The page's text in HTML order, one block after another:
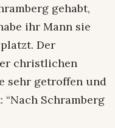
gehabt,
ihr Mann sie
Der
christlichen
sehr getroffen und
Schramberg